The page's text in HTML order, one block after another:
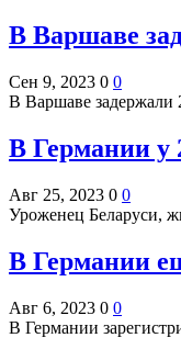
В Варшаве
Сен 9, 2023 0 0
В Варшаве задержали
В Германии у
Авг 25, 2023 0 0
Уроженец Беларуси,
В Германии
Авг 6, 2023 0 0
В Германии